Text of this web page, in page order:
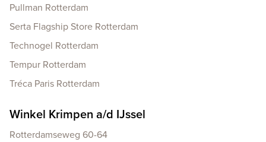
Pullman Rotterdam
Serta Flagship Store Rotterdam
Technogel Rotterdam
Tempur Rotterdam
Tréca Paris Rotterdam
Winkel Krimpen a/d IJssel
Rotterdamseweg 60-64